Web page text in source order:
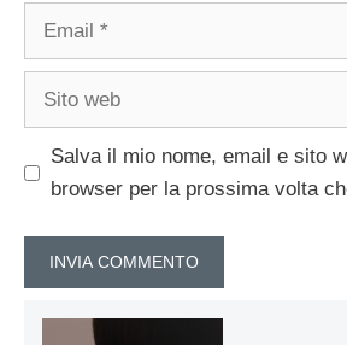
Email
Sito
Salva il mio nome, email e sito
browser per la prossima volta